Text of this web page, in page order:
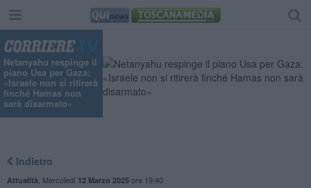
Netanyahu respinge il
piano Usa per Gaza:
«Israele non si ritirerà
finché Hamas non
sarà disarmato»
Indietro
Attualità Mercoledì 12 Marzo 2025ore 19:40